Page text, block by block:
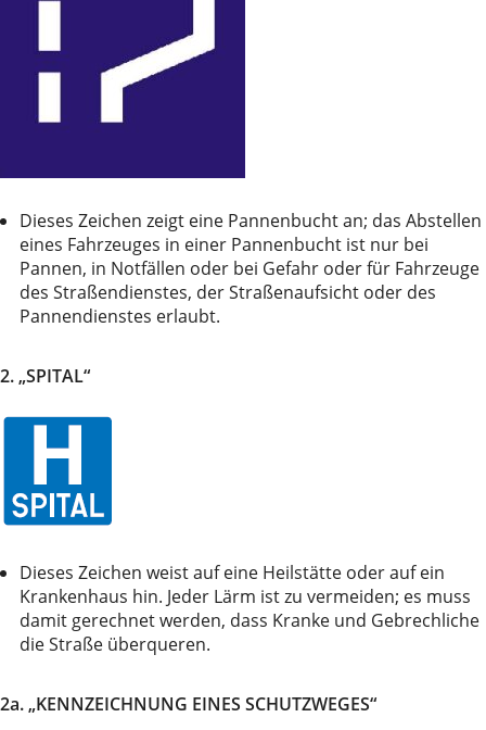
Dieses Zeichen zeigt eine Pannenbucht an; das Abstellen
eines Fahrzeuges in einer Pannenbucht ist nur bei
Pannen, in Notfällen oder bei Gefahr oder für Fahrzeuge
des Straßendienstes, der Straßenaufsicht oder des
Pannendienstes erlaubt.
2. „SPITAL“
Dieses Zeichen weist auf eine Heilstätte oder auf ein
Krankenhaus hin. Jeder Lärm ist zu vermeiden; es muss
damit gerechnet werden, dass Kranke und Gebrechliche
die Straße überqueren.
2a. „KENNZEICHNUNG EINES SCHUTZWEGES“